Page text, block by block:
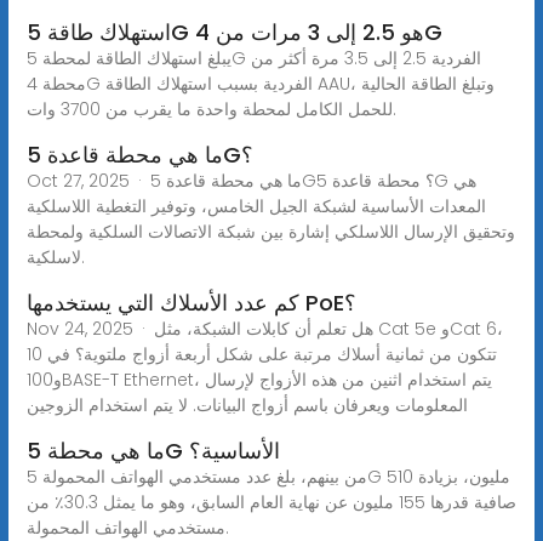
استهلاك طاقة 5G هو 2.5 إلى 3 مرات من 4G
يبلغ استهلاك الطاقة لمحطة 5G الفردية 2.5 إلى 3.5 مرة أكثر من
محطة 4G الفردية بسبب استهلاك الطاقة AAU، وتبلغ الطاقة الحالية
للحمل الكامل لمحطة واحدة ما يقرب من 3700 وات.
ما هي محطة قاعدة 5G؟
Oct 27, 2025 · ما هي محطة قاعدة 5G؟ محطة قاعدة 5G هي
المعدات الأساسية لشبكة الجيل الخامس، وتوفير التغطية اللاسلكية
وتحقيق الإرسال اللاسلكي إشارة بين شبكة الاتصالات السلكية ولمحطة
لاسلكية.
كم عدد الأسلاك التي يستخدمها PoE؟
Nov 24, 2025 · هل تعلم أن كابلات الشبكة، مثل Cat 5e وCat 6،
تتكون من ثمانية أسلاك مرتبة على شكل أربعة أزواج ملتوية؟ في 10
و100BASE-T Ethernet، يتم استخدام اثنين من هذه الأزواج لإرسال
المعلومات ويعرفان باسم أزواج البيانات. لا يتم استخدام الزوجين
ما هي محطة 5G الأساسية؟
من بينهم، بلغ عدد مستخدمي الهواتف المحمولة 5G 510 مليون، بزيادة
صافية قدرها 155 مليون عن نهاية العام السابق، وهو ما يمثل 30.3٪ من
مستخدمي الهواتف المحمولة.